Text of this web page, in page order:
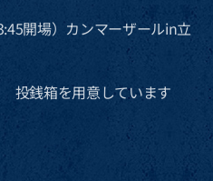
開場）カンマーザールin立
銭箱を用意しています